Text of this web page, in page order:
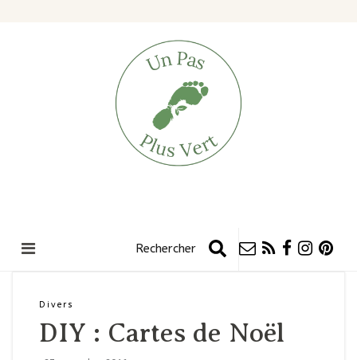
Divers
DIY : Cartes de Noël